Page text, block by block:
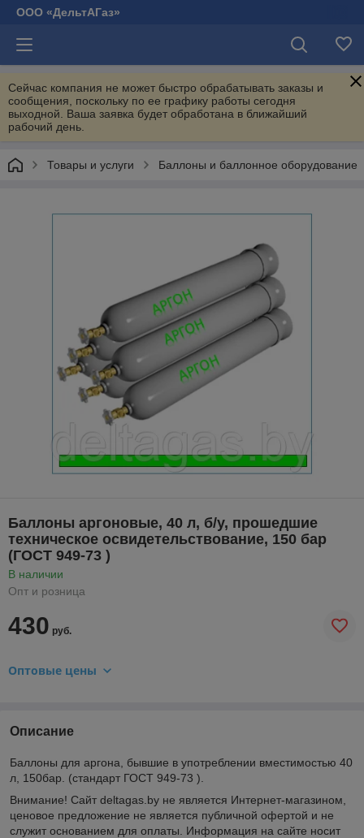
ООО «ДельтАГаз»
Сейчас компания не может быстро обрабатывать заказы и
сообщения, поскольку по ее графику работы сегодня
выходной. Ваша заявка будет обработана в ближайший
рабочий день.
Товары и услуги Баллоны и баллонное оборудование
Баллоны аргоновые, 40 л, б/у, прошедшие
техническое освидетельствование, 150 бар
(ГОСТ 949-73 )
В наличии
Опт и розница
430 руб.
Оптовые цены
Описание
Баллоны для аргона, бывшие в употреблении вместимостью 40
л, 150бар. (стандарт ГОСТ 949-73 ).
Внимание! Сайт deltagas.by не является Интернет-магазином,
ценовое предложение не является публичной офертой и не
служит основанием для оплаты. Информация на сайте носит